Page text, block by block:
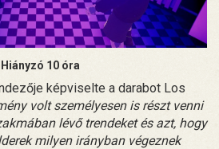
Hiányzó 10 óra
képviselte a darabot Los
volt személyesen is részt venni
lévő trendeket és azt, hogy
milyen irányban végeznek